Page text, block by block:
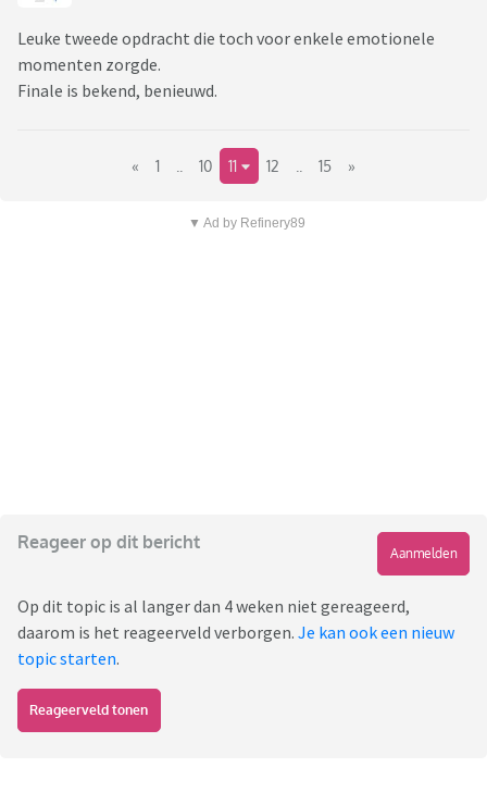
Leuke tweede opdracht die toch voor enkele emotionele
momenten zorgde.
Finale is bekend, benieuwd.
« 1 10 11 12 15 »
▼ Ad by Refinery89
Reageer op dit bericht
Aanmelden
Op dit topic is al langer dan 4 weken niet gereageerd,
daarom is het reageerveld verborgen. Je kan ook een nieuw
topic starten.
Reageerveld tonen